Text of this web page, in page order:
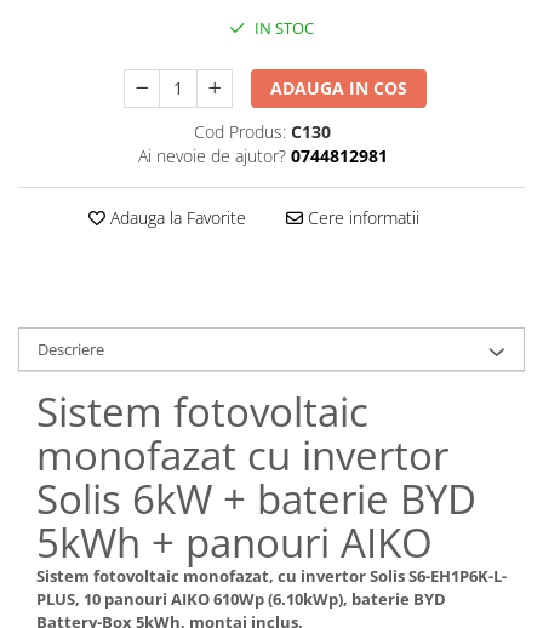
IN STOC
ADAUGA IN COS
Cod Produs: C130
Ai nevoie de ajutor? 0744812981
Adauga la Favorite Cere informatii
Descriere
Sistem fotovoltaic
monofazat cu invertor
Solis 6kW + baterie BYD
5kWh + panouri AIKO
Sistem fotovoltaic monofazat, cu invertor Solis S6-EH1P6K-L-
PLUS, 10 panouri AIKO 610Wp (6.10kWp), baterie BYD
Battery-Box 5kWh, montaj inclus.